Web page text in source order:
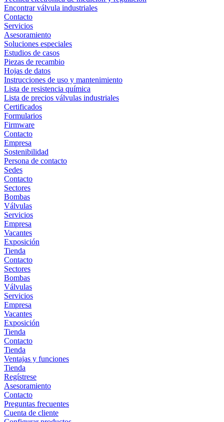
Encontrar válvula industriales
Contacto
Servicios
Asesoramiento
Soluciones especiales
Estudios de casos
Piezas de recambio
Hojas de datos
Instrucciones de uso y mantenimiento
Lista de resistencia química
Lista de precios válvulas industriales
Certificados
Formularios
Firmware
Contacto
Empresa
Sostenibilidad
Persona de contacto
Sedes
Contacto
Sectores
Bombas
Válvulas
Servicios
Empresa
Vacantes
Exposición
Tienda
Contacto
Sectores
Bombas
Válvulas
Servicios
Empresa
Vacantes
Exposición
Tienda
Contacto
Tienda
Ventajas y funciones
Tienda
Regístrese
Asesoramiento
Contacto
Preguntas frecuentes
Cuenta de cliente